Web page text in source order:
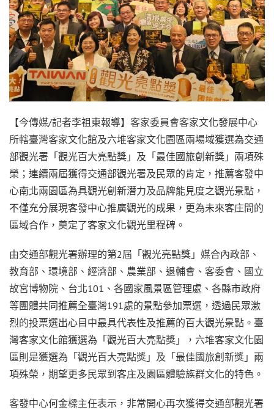
【今傳媒/記者李祖東報導】客家委員會客家文化發展中心
所轄臺灣客家文化館及六堆客家文化園區兩場域獲選為交通
部觀光署「觀光百大亮點獎」及「最佳國旅創新獎」兩項殊
榮；連續兩屆獲得交通部觀光署及民眾的肯定，推薦客發中
心南北兩園區為具觀光創新潛力及品牌能見度之觀光景點，
不僅充分展現客發中心推廣觀光的成果，更為未來客庄間的
區域合作，奠定了客家文化觀光里程碑。
由交通部觀光署辦理的第2屆「觀光亮點獎」媒合內政部、
教育部、環境部、經濟部、農業部、退輔會、客委會、國立
故宮博物院、台北101、各國家風景區管理處、各縣市政府
等團體共同推薦全臺灣191處的景點參加票選，透過民眾激
烈的投票選出心目中最具代表性及推薦的百大觀光景點。臺
灣客家文化館獲選為「觀光百大亮點獎」，六堆客家文化園
區則是獲選為「觀光百大亮點獎」及「最佳國旅創新獎」兩
項殊榮，期望更多民眾到客庄及園區體驗族群文化的特色。
客發中心何金樑主任表示，非常開心再次獲得交通部觀光署